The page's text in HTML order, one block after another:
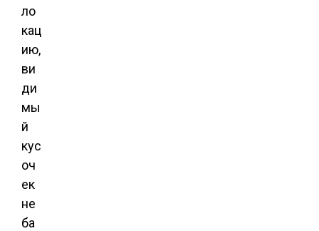
ло
кац
ию,
ви
ди
мы
й
кус
оч
ек
не
ба